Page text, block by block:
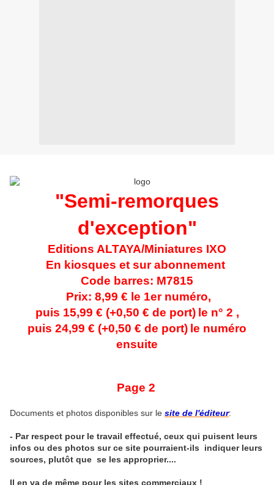
"Semi-remorques
d'exception"
Editions ALTAYA/Miniatures IXO
En kiosques et sur abonnement
Code barres: M7815
Prix: 8,99 € le 1er numéro,
puis 15,99 € (+0,50 € de port) le n° 2 ,
puis 24,99 € (+0,50 € de port) le numéro
ensuite
Page 2
Documents et photos disponibles sur le site de l'éditeur:
- Par respect pour le travail effectué, ceux qui puisent leurs
infos ou des photos sur ce site pourraient-ils indiquer leurs
sources, plutôt que se les approprier....
Il en va de même pour les sites commerciaux !